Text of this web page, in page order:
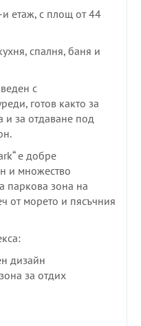
етаж, с площ от 44
спалня, баня и
с
готов както за
и за отдаване под
е добре
и множество
паркова зона на
от морето и пясъчния
дизайн
за отдих